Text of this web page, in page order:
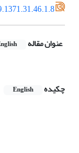
عنوان مقاله
چکیده English